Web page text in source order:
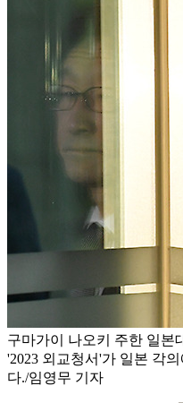
구마가이 나오키 주한 일본
'2023 외교청서'가 일본 각
다./임영무 기자